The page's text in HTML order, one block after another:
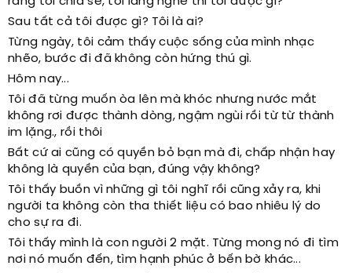
Sau tất cả tôi được gì? Tôi là ai?
Từng ngày, tôi cảm thấy cuộc sống của mình nhạc
nhẽo, bước đi đã không còn hứng thú gì.
Hôm nay...
Tôi đã từng muốn òa lên mà khóc nhưng nước mắt
không rơi được thành dòng, ngậm ngùi rồi từ từ thành
im lặng., rồi thôi
Bất cứ ai cũng có quyền bỏ bạn mà đi, chấp nhận hay
không là quyền của bạn, đúng vậy không?
Tôi thấy buồn vì những gì tôi nghĩ rồi cũng xảy ra, khi
người ta không còn tha thiết liệu có bao nhiêu lý do
cho sự ra đi.
Tôi thấy mình là con người 2 mặt. Từng mong nó đi tìm
nơi nó muốn đến, tìm hạnh phúc ở bến bờ khác...